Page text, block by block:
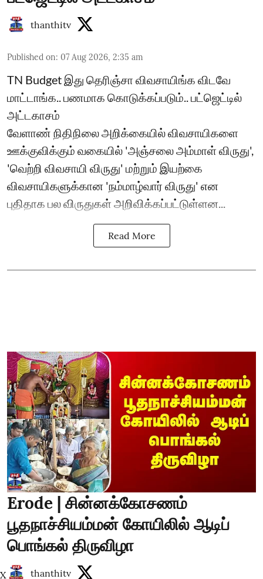
thanthitv
Published on: 07 Aug 2026, 2:35 am
TN Budget இது தெரிஞ்சா விவசாயிங்க விடவே
மாட்டாங்க.. பணமாக கொடுக்கப்படும்.. பட்ஜெட்டில்
அட்டகாசம்
வேளாண் நிதிநிலை அறிக்கையில் விவசாயிகளை
ஊக்குவிக்கும் வகையில் 'அஞ்சலை அம்மாள் விருது',
'வெற்றி விவசாயி விருது' மற்றும் இயற்கை
விவசாயிகளுக்கான 'நம்மாழ்வார் விருது' என
புதிதாக பல விருதுகள் அறிவிக்கப்பட்டுள்ளன...
Read More
Erode | சின்னக்கோசணம்
பூதநாச்சியம்மன் கோயிலில் ஆடிப்
பொங்கல் திருவிழா
thanthitv
X